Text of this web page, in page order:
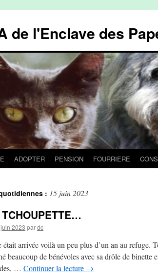
de l'Enclave des
ADOPTER PENSION FOURRIERE
: 15 juin 2023
2023 pardc
était arrivée voilà un peu plus d’un an au refuge.
beaucoup de bénévoles avec sa drôle de
… Continuer la lecture →